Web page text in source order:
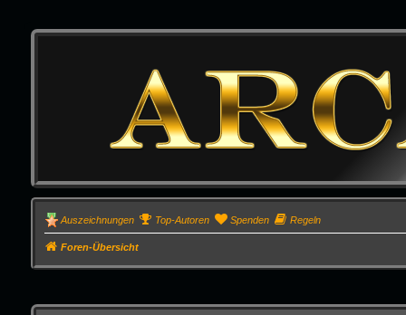
Auszeichnungen Top-Autoren Spenden Regeln
Foren-Übersicht